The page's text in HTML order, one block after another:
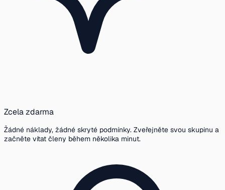
Zcela zdarma
Žádné náklady, žádné skryté podmínky. Zveřejněte svou skupinu a
začněte vítat členy během několika minut.